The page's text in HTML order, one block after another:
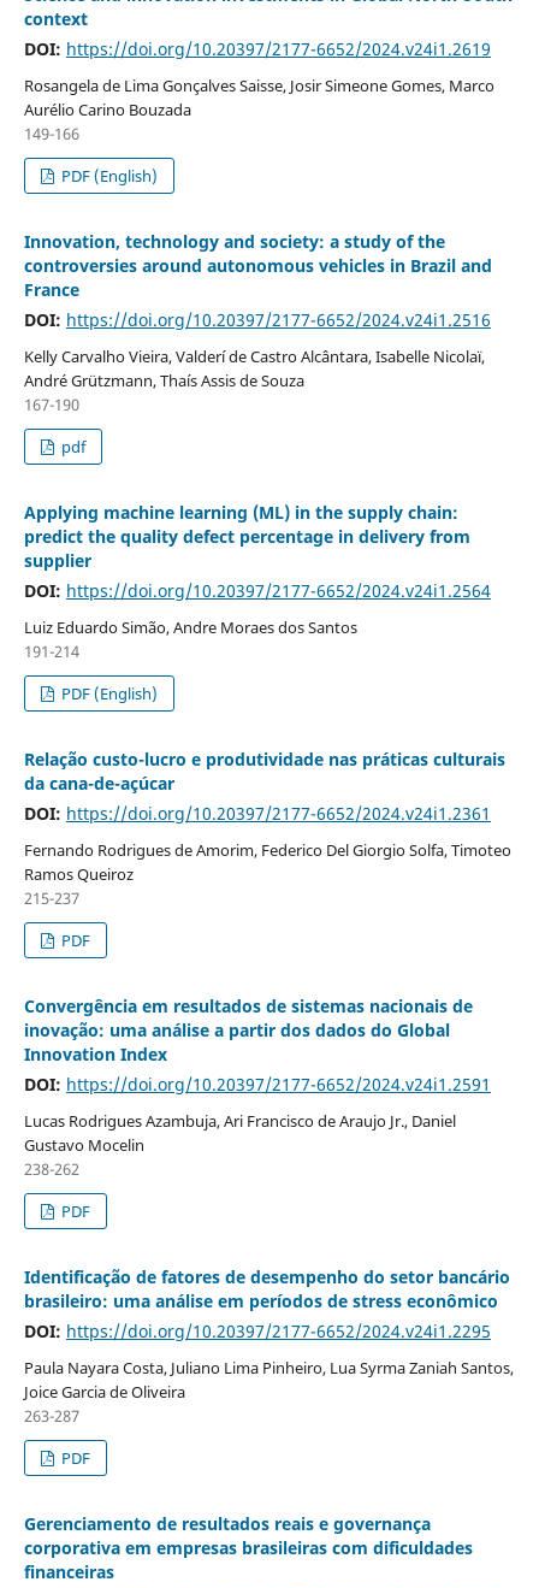
context
DOI: https://doi.org/10.20397/2177-6652/2024.v24i1.2619
Rosangela de Lima Gonçalves Saisse, Josir Simeone Gomes, Marco
Aurélio Carino Bouzada
149-166
PDF (English)
Innovation, technology and society: a study of the
controversies around autonomous vehicles in Brazil and
France
DOI: https://doi.org/10.20397/2177-6652/2024.v24i1.2516
Kelly Carvalho Vieira, Valderí de Castro Alcântara, Isabelle Nicolaï,
André Grützmann, Thaís Assis de Souza
167-190
pdf
Applying machine learning (ML) in the supply chain:
predict the quality defect percentage in delivery from
supplier
DOI: https://doi.org/10.20397/2177-6652/2024.v24i1.2564
Luiz Eduardo Simão, Andre Moraes dos Santos
191-214
PDF (English)
Relação custo-lucro e produtividade nas práticas culturais
da cana-de-açúcar
DOI: https://doi.org/10.20397/2177-6652/2024.v24i1.2361
Fernando Rodrigues de Amorim, Federico Del Giorgio Solfa, Timoteo
Ramos Queiroz
215-237
PDF
Convergência em resultados de sistemas nacionais de
inovação: uma análise a partir dos dados do Global
Innovation Index
DOI: https://doi.org/10.20397/2177-6652/2024.v24i1.2591
Lucas Rodrigues Azambuja, Ari Francisco de Araujo Jr., Daniel
Gustavo Mocelin
238-262
PDF
Identificação de fatores de desempenho do setor bancário
brasileiro: uma análise em períodos de stress econômico
DOI: https://doi.org/10.20397/2177-6652/2024.v24i1.2295
Paula Nayara Costa, Juliano Lima Pinheiro, Lua Syrma Zaniah Santos,
Joice Garcia de Oliveira
263-287
PDF
Gerenciamento de resultados reais e governança
corporativa em empresas brasileiras com dificuldades
financeiras